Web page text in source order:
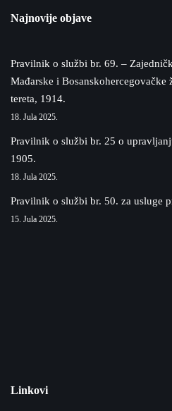
Najnovije objave
Pravilnik o službi br. 69. –
Mađarske i
tereta, 1914.
18. Jula 2025.
Pravilnik o službi br. 25 o
1905.
18. Jula 2025.
Pravilnik o službi br. 50. za usluge
15. Jula 2025.
Linkovi